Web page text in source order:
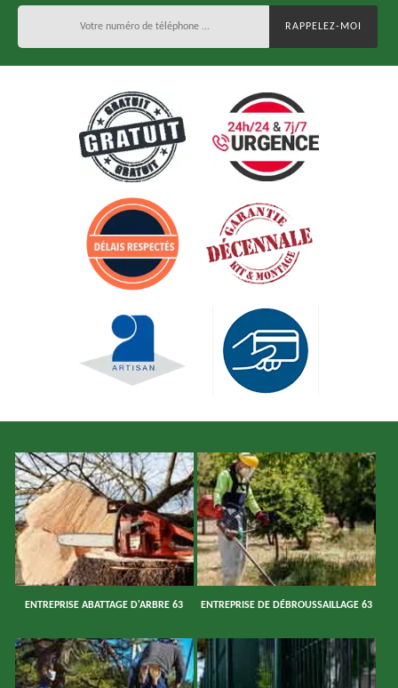
ENTREPRISE ABATTAGE D'ARBRE 63 ENTREPRISE DE DÉBROUSSAILLAGE 63